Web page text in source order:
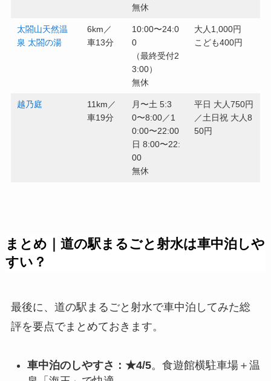
無休
太閤山天然温
泉 太閤の湯
6km／
車13分
10:00〜24:0
0
（最終受付2
3:00）
無休
大人1,000円
こども400円
越乃庭
11km／
車19分
月〜土 5:3
0〜8:00／1
0:00〜22:00
日 8:00〜22:
00
無休
平日 大人750円
／土日祝 大人8
50円
まとめ｜道の駅まるごと射水は車中泊しや
すい？
最後に、道の駅まるごと射水で車中泊してみた総
評を要点でまとめておきます。
車中泊のしやすさ：★4/5。食遊館横駐車場＋温